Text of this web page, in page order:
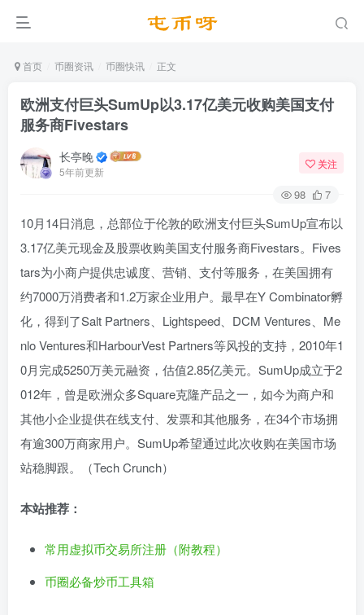
首页 币圈资讯 币圈快讯 正文
欧洲支付巨头SumUp以3.17亿美元收购美国支付
服务商Fivestars
长亭晚
5年前更新
关注
98 7
10月14日消息，总部位于伦敦的欧洲支付巨头SumUp宣布以
3.17亿美元现金及股票收购美国支付服务商Fivestars。Fives
tars为小商户提供忠诚度、营销、支付等服务，在美国拥有
约7000万消费者和1.2万家企业用户。最早在Y Combinator孵
化，得到了Salt Partners、Lightspeed、DCM Ventures、Me
nlo Ventures和HarbourVest Partners等风投的支持，2010年1
0月完成5250万美元融资，估值2.85亿美元。SumUp成立于2
012年，曾是欧洲众多Square克隆产品之一，如今为商户和
其他小企业提供在线支付、发票和其他服务，在34个市场拥
有逾300万商家用户。SumUp希望通过此次收购在美国市场
站稳脚跟。（Tech Crunch）
本站推荐：
常用虚拟币交易所注册（附教程）
币圈必备炒币工具箱